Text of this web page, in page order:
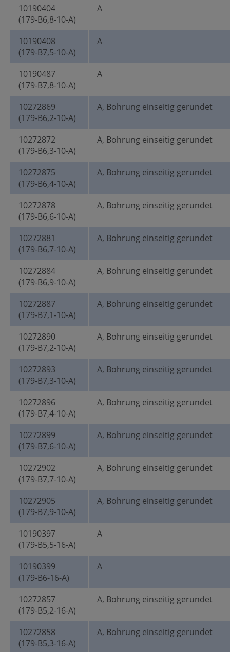
10190404
(179-B6,8-10-A)
A
10190408
(179-B7,5-10-A)
A
10190487
(179-B7,8-10-A)
A
10272869
(179-B6,2-10-A)
A, Bohrung einseitig gerundet
10272872
(179-B6,3-10-A)
A, Bohrung einseitig gerundet
10272875
(179-B6,4-10-A)
A, Bohrung einseitig gerundet
10272878
(179-B6,6-10-A)
A, Bohrung einseitig gerundet
10272881
(179-B6,7-10-A)
A, Bohrung einseitig gerundet
10272884
(179-B6,9-10-A)
A, Bohrung einseitig gerundet
10272887
(179-B7,1-10-A)
A, Bohrung einseitig gerundet
10272890
(179-B7,2-10-A)
A, Bohrung einseitig gerundet
10272893
(179-B7,3-10-A)
A, Bohrung einseitig gerundet
10272896
(179-B7,4-10-A)
A, Bohrung einseitig gerundet
10272899
(179-B7,6-10-A)
A, Bohrung einseitig gerundet
10272902
(179-B7,7-10-A)
A, Bohrung einseitig gerundet
10272905
(179-B7,9-10-A)
A, Bohrung einseitig gerundet
10190397
(179-B5,5-16-A)
A
10190399
(179-B6-16-A)
A
10272857
(179-B5,2-16-A)
A, Bohrung einseitig gerundet
10272858
(179-B5,3-16-A)
A, Bohrung einseitig gerundet